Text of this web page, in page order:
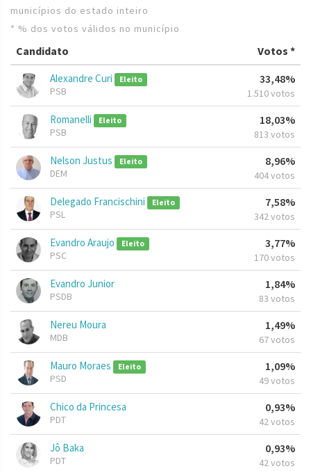
municípios do estado inteiro
* % dos votos válidos no município
Candidato Votos *
Alexandre Curi Eleito
PSB
33,48%
1.510 votos
Romanelli Eleito
PSB
18,03%
813 votos
Nelson Justus Eleito
DEM
8,96%
404 votos
Delegado Francischini Eleito
PSL
7,58%
342 votos
Evandro Araujo Eleito
PSC
3,77%
170 votos
Evandro Junior
PSDB
1,84%
83 votos
Nereu Moura
MDB
1,49%
67 votos
Mauro Moraes Eleito
PSD
1,09%
49 votos
Chico da Princesa
PDT
0,93%
42 votos
Jô Baka
PDT
0,93%
42 votos